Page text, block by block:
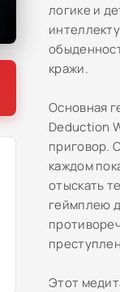
логике и
кражи.
Основная
Deduction
приговор.
каждом
отыскать
геймплею
Этот